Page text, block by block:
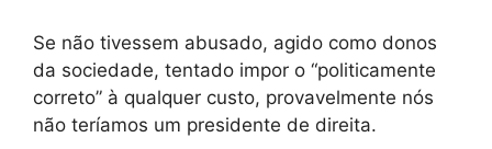
Se não tivessem abusado, agido como donos
da sociedade, tentado impor o “politicamente
correto” à qualquer custo, provavelmente nós
não teríamos um presidente de direita.